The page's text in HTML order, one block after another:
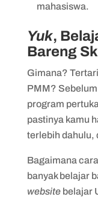
mahasiswa.
Yuk,
Bareng
Gimana?
PMM?
program
pastinya kamu
terlebih dahulu,
Bagaimana
banyak belajar
website belajar